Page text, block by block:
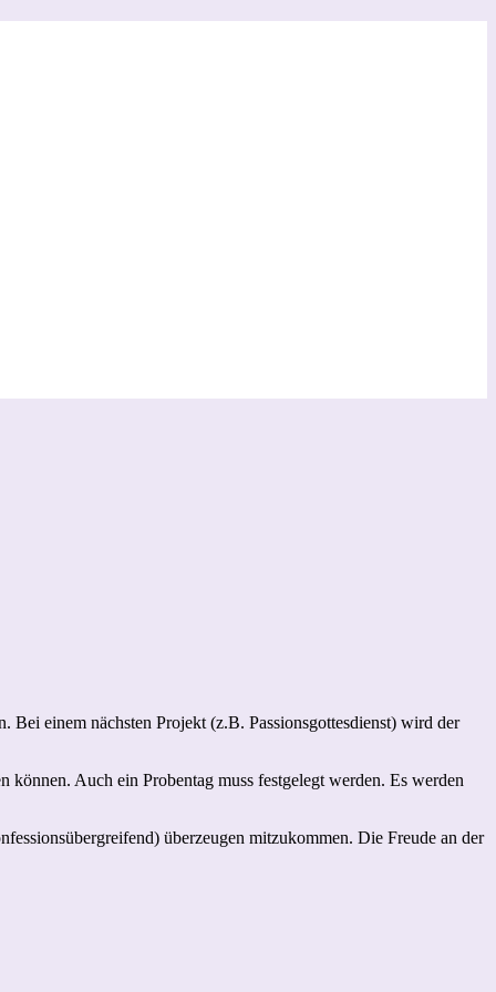
einem nächsten Projekt (z.B. Passionsgottesdienst) wird der
Auch ein Probentag muss festgelegt werden. Es werden
überzeugen mitzukommen. Die Freude an der